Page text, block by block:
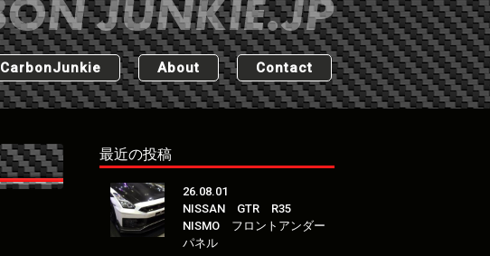
CarbonJunkie About Contact
最近の投稿
26.08.01
NISSAN GTR R35
NISMO フロントアンダー
パネル